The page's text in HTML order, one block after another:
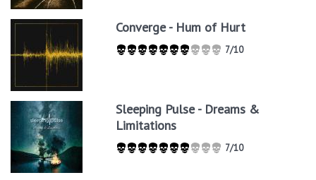
Converge - Hum of Hurt
7/10
Sleeping Pulse - Dreams &
Limitations
7/10